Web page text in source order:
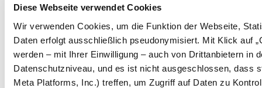
Diese Webseite verwendet Cookies
Wir verwenden Cookies, um die Funktion der Webseite,
Daten erfolgt ausschließlich pseudonymisiert. Mit Klick auf
werden – mit Ihrer Einwilligung – auch von Drittanbietern in
Datenschutzniveau, und es ist nicht ausgeschlossen, dass
Meta Platforms, Inc.) treffen, um Zugriff auf Daten zu